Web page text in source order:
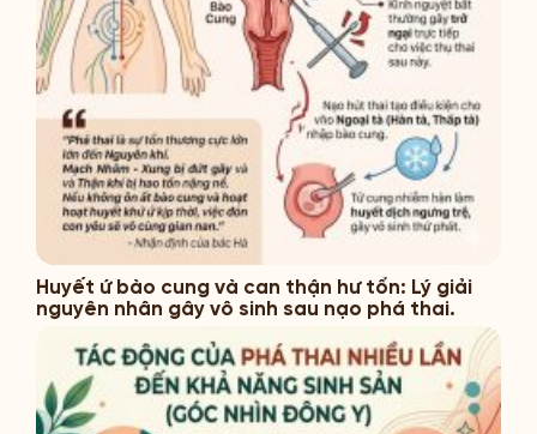
Huyết ứ bào cung và can thận hư tổn: Lý giải
nguyên nhân gây vô sinh sau nạo phá thai.